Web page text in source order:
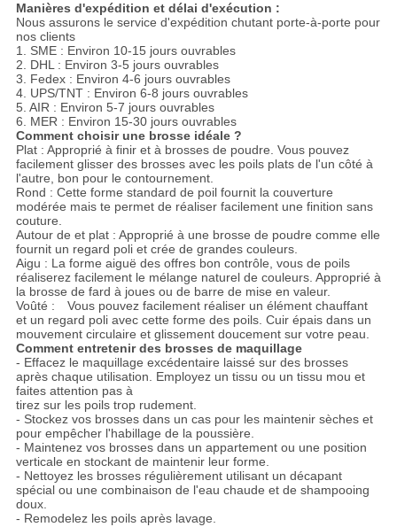
Manières d'expédition et délai d'exécution :
Nous assurons le service d'expédition chutant porte-à-porte pour
nos clients
1. SME : Environ 10-15 jours ouvrables
2. DHL : Environ 3-5 jours ouvrables
3. Fedex : Environ 4-6 jours ouvrables
4. UPS/TNT : Environ 6-8 jours ouvrables
5. AIR : Environ 5-7 jours ouvrables
6. MER : Environ 15-30 jours ouvrables
Comment choisir une brosse idéale ?
Plat : Approprié à finir et à brosses de poudre. Vous pouvez
facilement glisser des brosses avec les poils plats de l'un côté à
l'autre, bon pour le contournement.
Rond : Cette forme standard de poil fournit la couverture
modérée mais te permet de réaliser facilement une finition sans
couture.
Autour de et plat : Approprié à une brosse de poudre comme elle
fournit un regard poli et crée de grandes couleurs.
Aigu : La forme aiguë des offres bon contrôle, vous de poils
réaliserez facilement le mélange naturel de couleurs. Approprié à
la brosse de fard à joues ou de barre de mise en valeur.
Voûté : Vous pouvez facilement réaliser un élément chauffant
et un regard poli avec cette forme des poils. Cuir épais dans un
mouvement circulaire et glissement doucement sur votre peau.
Comment entretenir des brosses de maquillage
- Effacez le maquillage excédentaire laissé sur des brosses
après chaque utilisation. Employez un tissu ou un tissu mou et
faites attention pas à
tirez sur les poils trop rudement.
- Stockez vos brosses dans un cas pour les maintenir sèches et
pour empêcher l'habillage de la poussière.
- Maintenez vos brosses dans un appartement ou une position
verticale en stockant de maintenir leur forme.
- Nettoyez les brosses régulièrement utilisant un décapant
spécial ou une combinaison de l'eau chaude et de shampooing
doux.
- Remodelez les poils après lavage.